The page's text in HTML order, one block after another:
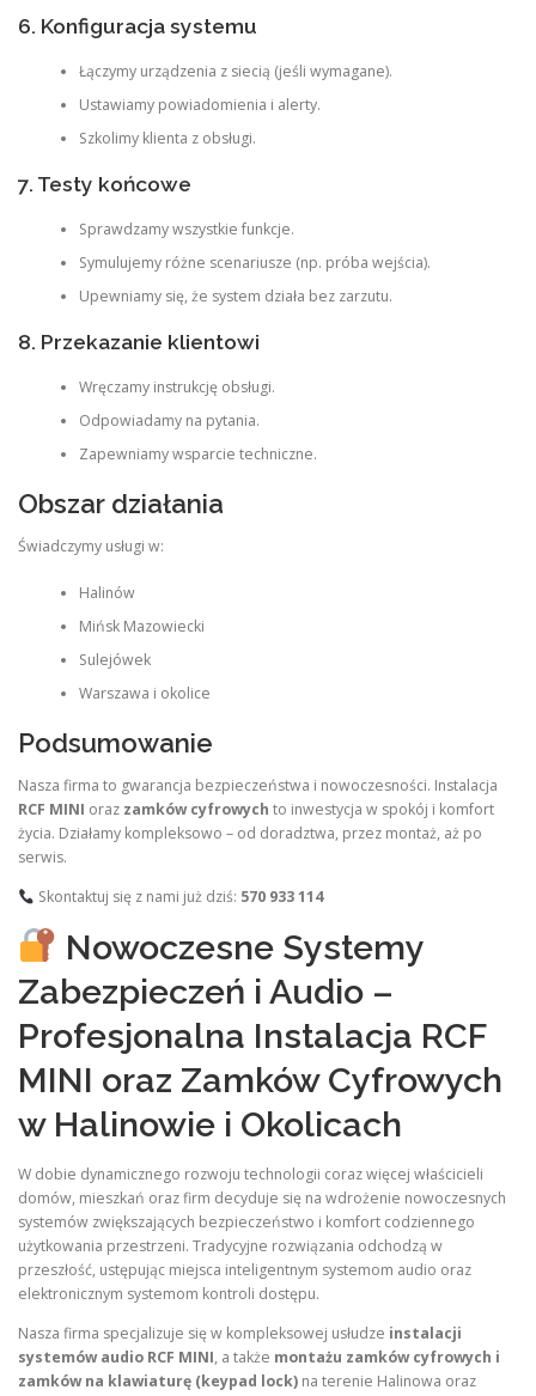
6. Konfiguracja systemu
Łączymy urządzenia z siecią (jeśli wymagane).
Ustawiamy powiadomienia i alerty.
Szkolimy klienta z obsługi.
7. Testy końcowe
Sprawdzamy wszystkie funkcje.
Symulujemy różne scenariusze (np. próba wejścia).
Upewniamy się, że system działa bez zarzutu.
8. Przekazanie klientowi
Wręczamy instrukcję obsługi.
Odpowiadamy na pytania.
Zapewniamy wsparcie techniczne.
Obszar działania
Świadczymy usługi w:
Halinów
Mińsk Mazowiecki
Sulejówek
Warszawa i okolice
Podsumowanie
Nasza firma to gwarancja bezpieczeństwa i nowoczesności. Instalacja
RCF MINI oraz zamków cyfrowych to inwestycja w spokój i komfort
życia. Działamy kompleksowo – od doradztwa, przez montaż, aż po
serwis.
Skontaktuj się z nami już dziś: 570 933 114
Nowoczesne Systemy
Zabezpieczeń i Audio –
Profesjonalna Instalacja RCF
MINI oraz Zamków Cyfrowych
w Halinowie i Okolicach
W dobie dynamicznego rozwoju technologii coraz więcej właścicieli
domów, mieszkań oraz firm decyduje się na wdrożenie nowoczesnych
systemów zwiększających bezpieczeństwo i komfort codziennego
użytkowania przestrzeni. Tradycyjne rozwiązania odchodzą w
przeszłość, ustępując miejsca inteligentnym systemom audio oraz
elektronicznym systemom kontroli dostępu.
Nasza firma specjalizuje się w kompleksowej usłudze instalacji
systemów audio RCF MINI, a także montażu zamków cyfrowych i
zamków na klawiaturę (keypad lock) na terenie Halinowa oraz